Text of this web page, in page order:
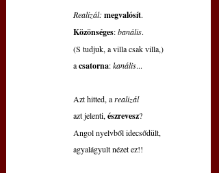
Realizál: megvalósít.
Közönséges: banális.
(S tudjuk, a villa csak villa,)
a csatorna: kanális...
Azt hitted, a realizál
azt jelenti, észrevesz?
Angol nyelvből idecsődült,
agyalágyult nézet ez!!